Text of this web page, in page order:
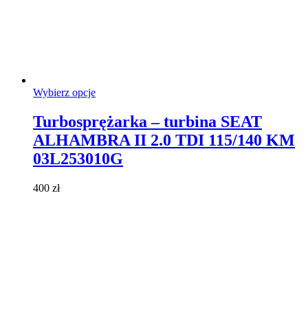
Wybierz opcjeTen
wiele
wariantów.
Opcje
można
Turbosprężarka – turbina SEAT
ALHAMBRA II 2.0 TDI 115/140 KM
03L253010G
400 zł